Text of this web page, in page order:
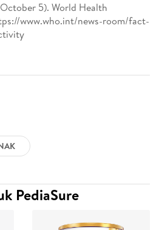
5). World Health
www.who.int/news-room/fact-
PediaSure